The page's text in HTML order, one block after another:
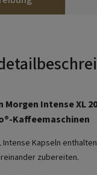
Morgen Intense
Kaffeemaschinen
Intense Kapseln
zubereiten.